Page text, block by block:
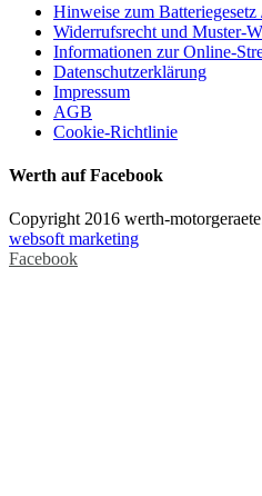
Hinweise zum
Widerrufsrecht und Muster-
Informationen zur Online-
Datenschutzerklärung
Impressum
AGB
Cookie-Richtlinie
Werth auf Facebook
Copyright 2016 werth-
websoft marketing
Facebook